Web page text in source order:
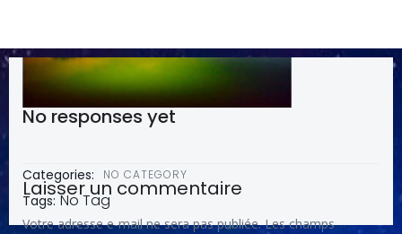
Categories: NO CATEGORY
Tags: No Tag
No responses yet
Laisser un commentaire
Votre adresse e-mail ne sera pas publiée. Les champs